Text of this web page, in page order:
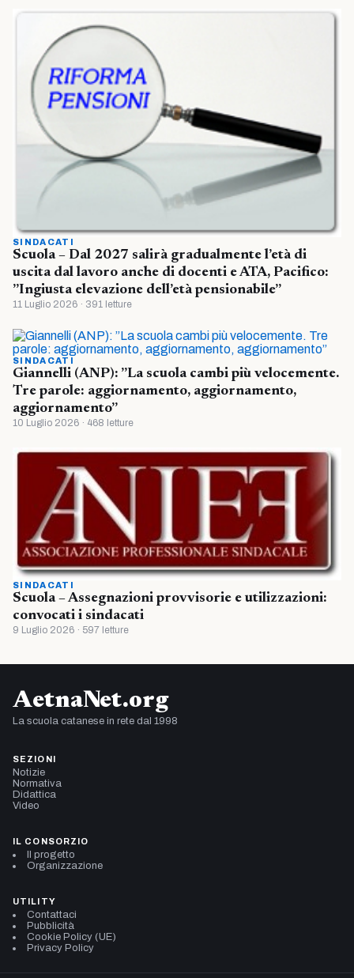
SINDACATI
Scuola – Dal 2027 salirà gradualmente l’età di
uscita dal lavoro anche di docenti e ATA, Pacifico:
”Ingiusta elevazione dell’età pensionabile”
11 Luglio 2026 · 391 letture
SINDACATI
Giannelli (ANP): ”La scuola cambi più velocemente.
Tre parole: aggiornamento, aggiornamento,
aggiornamento”
10 Luglio 2026 · 468 letture
SINDACATI
Scuola – Assegnazioni provvisorie e utilizzazioni:
convocati i sindacati
9 Luglio 2026 · 597 letture
AetnaNet.org
La scuola catanese in rete dal 1998
SEZIONI
Notizie
Normativa
Didattica
Video
IL CONSORZIO
Il progetto
Organizzazione
UTILITY
Contattaci
Pubblicità
Cookie Policy (UE)
Privacy Policy